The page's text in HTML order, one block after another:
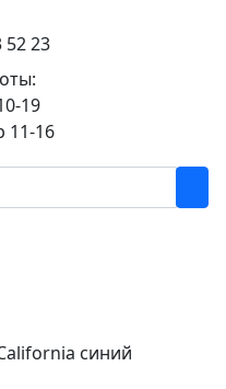
52 23
19
11-16
синий